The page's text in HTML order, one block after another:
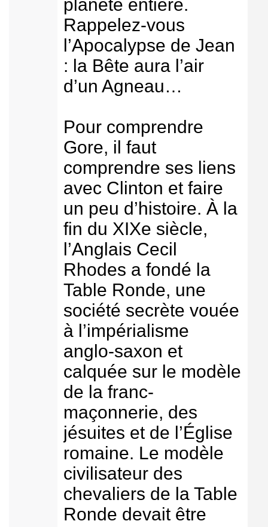
planète entière.
Rappelez-vous
l’Apocalypse de Jean
: la Bête aura l’air
d’un Agneau…
Pour comprendre
Gore, il faut
comprendre ses liens
avec Clinton et faire
un peu d’histoire. À la
fin du XIXe siècle,
l’Anglais Cecil
Rhodes a fondé la
Table Ronde, une
société secrète vouée
à l’impérialisme
anglo-saxon et
calquée sur le modèle
de la franc-
maçonnerie, des
jésuites et de l’Église
romaine. Le modèle
civilisateur des
chevaliers de la Table
Ronde devait être